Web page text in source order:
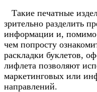
Такие печатные
зрительно разделить
информации и, помимо
чем попросту
раскладки буклетов,
лифлета позволяют
маркетинговых или
направлений.